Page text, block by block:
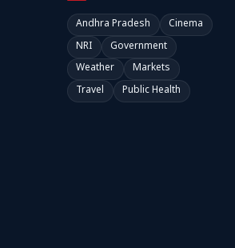
Andhra Pradesh
Cinema
NRI
Government
Weather
Markets
Travel
Public Health